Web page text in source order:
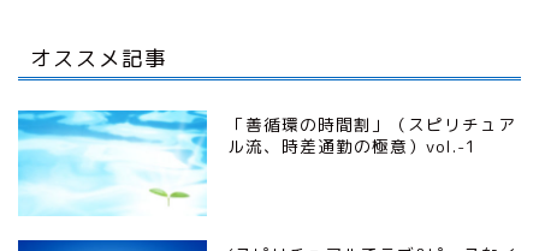
オススメ記事
「善循環の時間割」（スピリチュア
ル流、時差通勤の極意）vol.-1